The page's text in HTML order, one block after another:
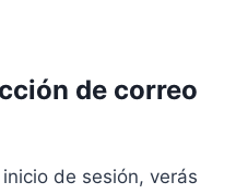
de correo
de sesión, verás